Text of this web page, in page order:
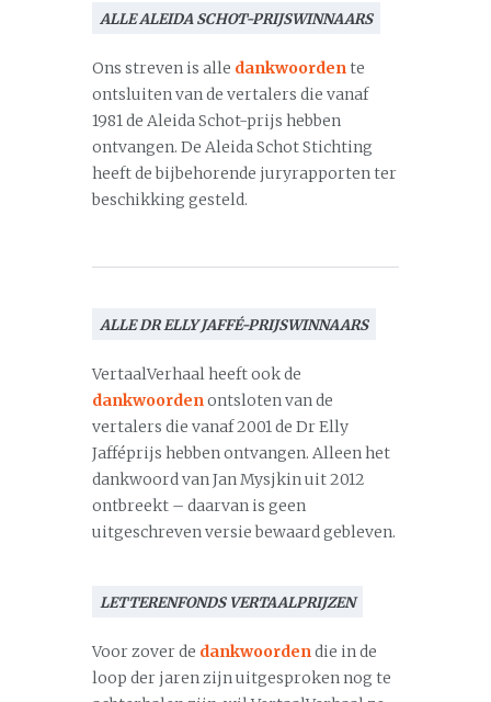
ALLE ALEIDA SCHOT-PRIJSWINNAARS
Ons streven is alle dankwoordente
ontsluiten van de vertalers die vanaf
1981 de Aleida Schot-prijs hebben
ontvangen. De Aleida Schot Stichting
heeft de bijbehorende juryrapporten ter
beschikking gesteld.
ALLE DR ELLY JAFFÉ-PRIJSWINNAARS
VertaalVerhaal heeft ook de
dankwoordenontsloten van de
vertalers die vanaf 2001 de Dr Elly
Jafféprijs hebben ontvangen. Alleen het
dankwoord van Jan Mysjkin uit 2012
ontbreekt – daarvan is geen
uitgeschreven versie bewaard gebleven.
LETTERENFONDS VERTAALPRIJZEN
Voor zover de dankwoordendie in de
loop der jaren zijn uitgesproken nog te